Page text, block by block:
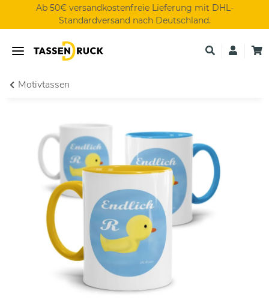
Ab 50€ versandkostenfreie Lieferung mit DHL-
Standardversand nach Deutschland.
Motivtassen